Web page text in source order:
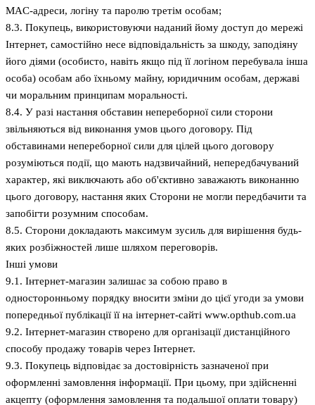
MAC-адреси, логіну та паролю третім особам;
8.3. Покупець, використовуючи наданий йому доступ до мережі
Інтернет, самостійно несе відповідальність за шкоду, заподіяну
його діями (особисто, навіть якщо під її логіном перебувала інша
особа) особам або їхньому майну, юридичним особам, державі
чи моральним принципам моральності.
8.4. У разі настання обставин непереборної сили сторони
звільняються від виконання умов цього договору. Під
обставинами непереборної сили для цілей цього договору
розуміються події, що мають надзвичайний, непередбачуваний
характер, які виключають або об'єктивно заважають виконанню
цього договору, настання яких Сторони не могли передбачити та
запобігти розумним способам.
8.5. Сторони докладають максимум зусиль для вирішення будь-
яких розбіжностей лише шляхом переговорів.
Інші умови
9.1. Інтернет-магазин залишає за собою право в
односторонньому порядку вносити зміни до цієї угоди за умови
попередньої публікації її на інтернет-сайті www.opthub.com.ua
9.2. Інтернет-магазин створено для організації дистанційного
способу продажу товарів через Інтернет.
9.3. Покупець відповідає за достовірність зазначеної при
оформленні замовлення інформації. При цьому, при здійсненні
акцепту (оформлення замовлення та подальшої оплати товару)